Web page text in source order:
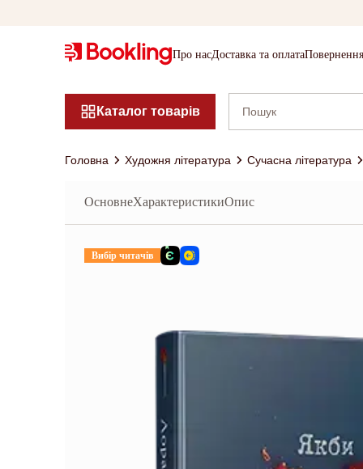
Про насДоставка та оплата
Каталог товарів
Головна Художня література Сучасна література
ОсновнеХарактеристикиОпис
Вибір читачів